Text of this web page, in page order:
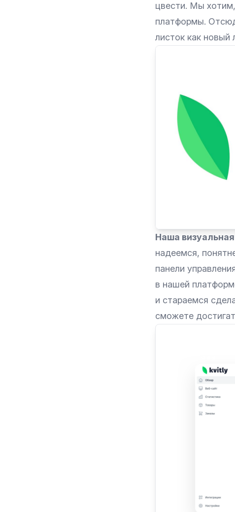
цвести. Мы
платформы.
листок как новый
Наша
надеемся,
панели
в нашей
и стараемся
сможете